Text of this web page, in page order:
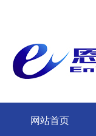
网站首页